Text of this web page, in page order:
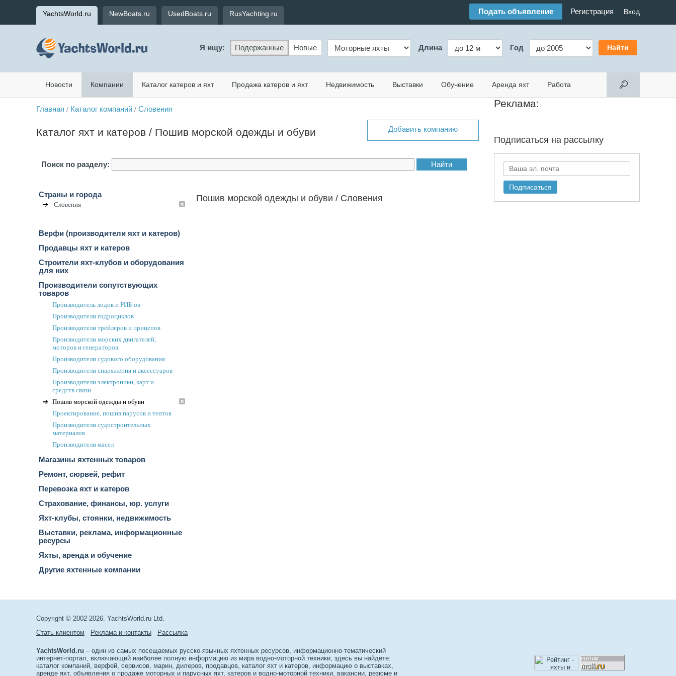
YachtsWorld.ru NewBoats.ru UsedBoats.ru RusYachting.ru Подать объявление Регистрация Вход
Я ищу: Подержанные Новые Длина Год
Новости Компании Каталог катеров и яхт Продажа катеров и яхт Недвижимость Выставки Обучение Аренда яхт Работа
Главная / Каталог компаний / Словения
Каталог яхт и катеров / Пошив морской одежды и обуви Добавить компанию
Поиск по разделу:
Страны и города
Словения
Верфи (производители яхт и катеров)
Продавцы яхт и катеров
Строители яхт-клубов и оборудования
для них
Производители сопутствующих
товаров
Производитель лодок и РИБ-ов
Производители гидроциклов
Производители трейлеров и прицепов
Производители морских двигателей,
моторов и генераторов
Производители судового оборудования
Производители снаряжения и аксессуаров
Производители электроники, карт и
средств связи
Пошив морской одежды и обуви
Проектирование, пошив парусов и тентов
Производители судостроительных
материалов
Производители масел
Магазины яхтенных товаров
Ремонт, сюрвей, рефит
Перевозка яхт и катеров
Страхование, финансы, юр. услуги
Яхт-клубы, стоянки, недвижимость
Выставки, реклама, информационные
ресурсы
Яхты, аренда и обучение
Другие яхтенные компании
Пошив морской одежды и обуви / Словения
Реклама:
Подписаться на рассылку
Copyright © 2002-2026. YachtsWorld.ru Ltd.
Стать клиентом
Реклама и контакты Рассылка
YachtsWorld.ru – один из самых посещаемых русско-язычных яхтенных ресурсов, информационно-тематический
интернет-портал, включающий наиболее полную информацию из мира водно-моторной техники, здесь вы найдете:
каталог компаний, верфей, сервисов, марин, дилеров, продавцов, каталог яхт и катеров, информацию о выставках,
аренде яхт, объявления о продаже моторных и парусных яхт, катеров и водно-моторной техники, вакансии, резюме и